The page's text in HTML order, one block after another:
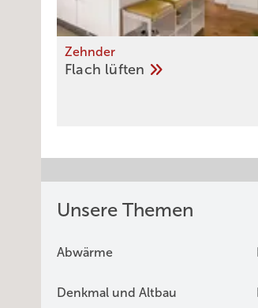
Zehnder
Flach ­lüften
Unsere Themen
Abwärme
Denkmal und Altbau